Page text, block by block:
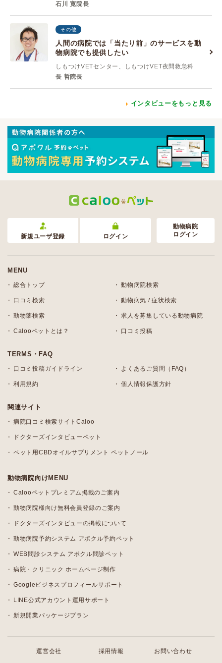
石川 寛院長
その他
人間の病院では「当たり前」のサービスを動
物病院でも提供したい
しもつけVETセンター、しもつけVET夜間救急科
長 哲院長
インタビューをもっと見る
新規ユーザ登録 ログイン
動物病院
ログイン
MENU
総合トップ 動物病院検索
口コミ検索 動物病気 / 症状検索
動物薬検索 求人を募集している動物病院
Calooペットとは？ 口コミ投稿
TERMS・FAQ
口コミ投稿ガイドライン よくあるご質問（FAQ）
利用規約 個人情報保護方針
関連サイト
病院口コミ検索サイトCaloo
ドクターズインタビューペット
ペット用CBDオイルサプリメント ペットノール
動物病院向けMENU
Calooペットプレミアム掲載のご案内
動物病院様向け無料会員登録のご案内
ドクターズインタビューの掲載について
動物病院予約システム アポクル予約ペット
WEB問診システム アポクル問診ペット
病院・クリニック ホームページ制作
Googleビジネスプロフィールサポート
LINE公式アカウント運用サポート
新規開業パッケージプラン
運営会社 採用情報 お問い合わせ